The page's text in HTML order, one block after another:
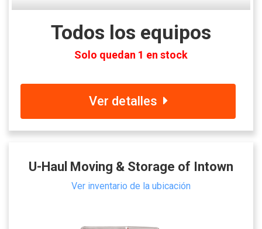
Todos los equipos
Solo quedan 1 en stock
Ver detalles
U-Haul Moving & Storage of Intown
Ver inventario de la ubicación